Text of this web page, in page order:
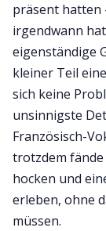
präsent hatten
irgendwann
eigenständige
kleiner Teil
sich keine
unsinnigste
Französisch-
trotzdem fände
hocken und
erleben, ohne
müssen.